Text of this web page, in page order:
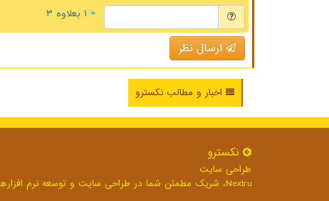
= ۱ بعلاوه ۳
ارسال نظر
اخبار و مطالب نکسترو
نكسترو
طراحی سایت
Nextru، شریک مطمئن شما در طراحی سایت و توسعه نرم افزارهای تحت وب برای رشد بی وقفه کسب و کار